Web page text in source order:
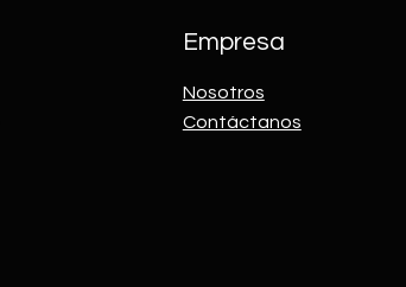
Empresa
Nosotros
Contáctanos